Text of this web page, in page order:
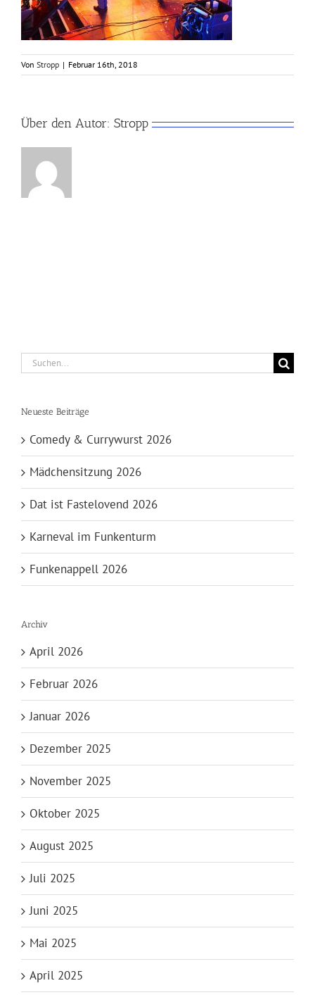
Von Stropp | Februar 16th, 2018
Über den Autor: Stropp
Suche
nach:
Neueste Beiträge
Comedy & Currywurst 2026
Mädchensitzung 2026
Dat ist Fastelovend 2026
Karneval im Funkenturm
Funkenappell 2026
Archiv
April 2026
Februar 2026
Januar 2026
Dezember 2025
November 2025
Oktober 2025
August 2025
Juli 2025
Juni 2025
Mai 2025
April 2025